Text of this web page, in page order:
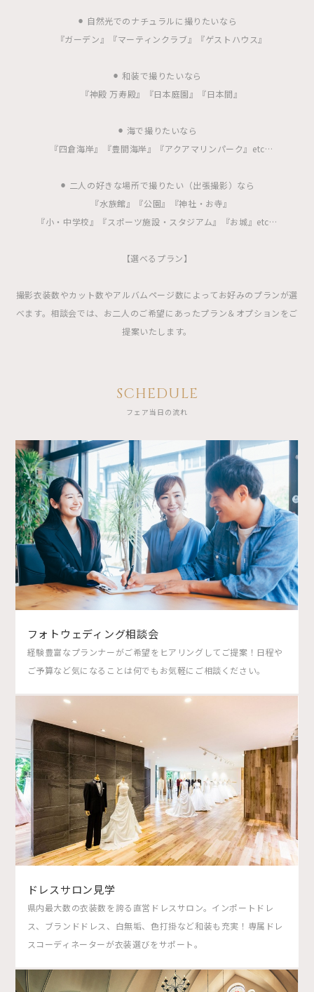
⚫︎ 自然光でのナチュラルに撮りたいなら
『ガーデン』『マーティンクラブ』『ゲストハウス』
⚫︎ 和装で撮りたいなら
『神殿 万寿殿』『日本庭園』『日本間』
⚫︎ 海で撮りたいなら
『四倉海岸』『豊間海岸』『アクアマリンパーク』etc…
⚫︎ 二人の好きな場所で撮りたい（出張撮影）なら
『水族館』『公園』『神社・お寺』
『小・中学校』『スポーツ施設・スタジアム』『お城』etc…
【選べるプラン】
撮影衣装数やカット数やアルバムページ数によってお好みのプランが選
べます。相談会では、お二人のご希望にあったプラン＆オプションをご
提案いたします。
SCHEDULE
フェア当日の流れ
フォトウェディング相談会
経験豊富なプランナーがご希望をヒアリングしてご提案！日程や
ご予算など気になることは何でもお気軽にご相談ください。
ドレスサロン見学
県内最大数の衣装数を誇る直営ドレスサロン。インポートドレ
ス、ブランドドレス、白無垢、色打掛など和装も充実！専属ドレ
スコーディネーターが衣装選びをサポート。